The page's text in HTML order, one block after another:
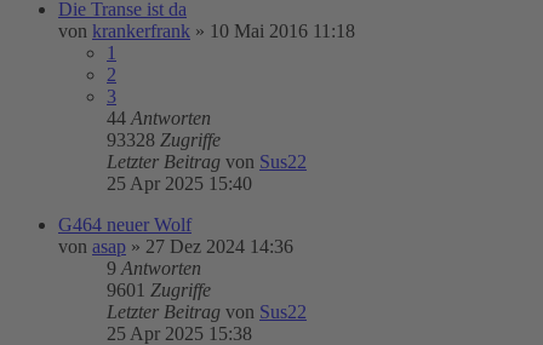
Die Transe ist da
von krankerfrank » 10 Mai 2016 11:18
1
2
3
44 Antworten
93328 Zugriffe
Letzter Beitrag von Sus22
25 Apr 2025 15:40
G464 neuer Wolf
von asap » 27 Dez 2024 14:36
9 Antworten
9601 Zugriffe
Letzter Beitrag von Sus22
25 Apr 2025 15:38